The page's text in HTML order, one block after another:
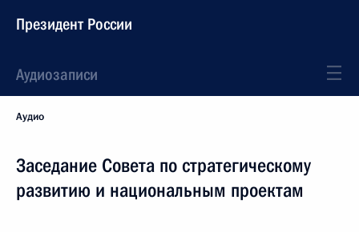
Президент России
Аудиозаписи
Аудио
Заседание Совета по стратегическому
развитию и национальным проектам